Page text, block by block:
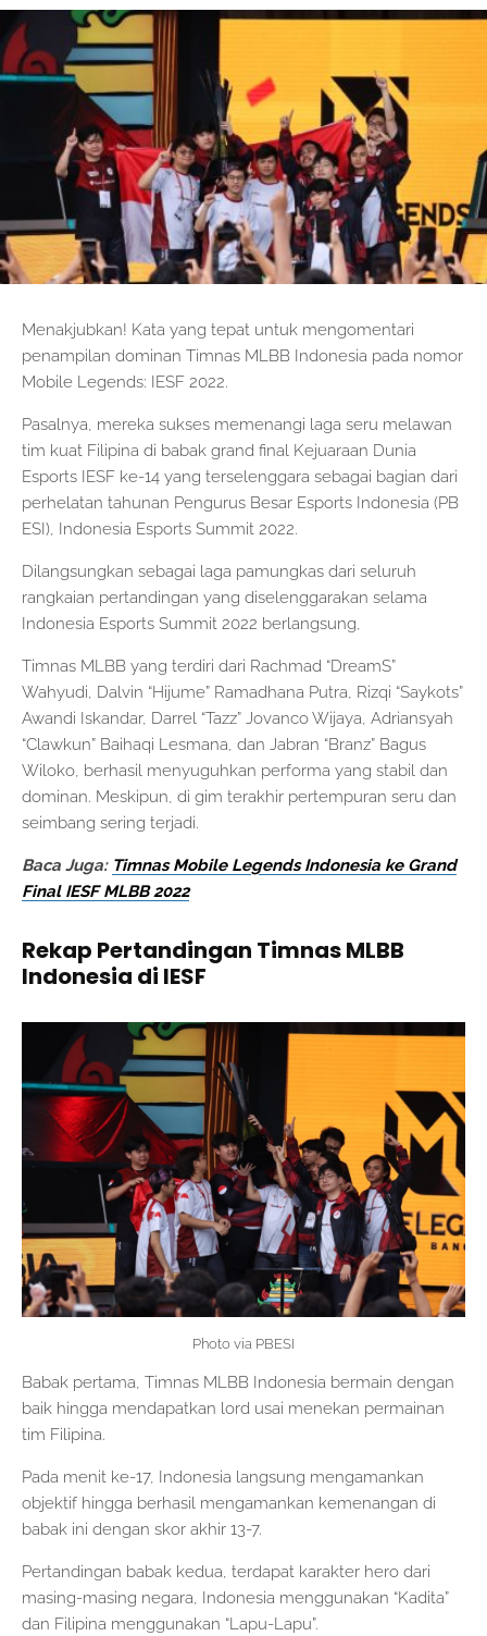
Menakjubkan! Kata yang tepat untuk mengomentari
penampilan dominan Timnas MLBB Indonesia pada nomor
Mobile Legends: IESF 2022.
Pasalnya, mereka sukses memenangi laga seru melawan
tim kuat Filipina di babak grand final Kejuaraan Dunia
Esports IESF ke-14 yang terselenggara sebagai bagian dari
perhelatan tahunan Pengurus Besar Esports Indonesia (PB
ESI), Indonesia Esports Summit 2022.
Dilangsungkan sebagai laga pamungkas dari seluruh
rangkaian pertandingan yang diselenggarakan selama
Indonesia Esports Summit 2022 berlangsung,
Timnas MLBB yang terdiri dari Rachmad “DreamS”
Wahyudi, Dalvin “Hijume” Ramadhana Putra, Rizqi “Saykots”
Awandi Iskandar, Darrel “Tazz” Jovanco Wijaya, Adriansyah
“Clawkun” Baihaqi Lesmana, dan Jabran “Branz” Bagus
Wiloko, berhasil menyuguhkan performa yang stabil dan
dominan. Meskipun, di gim terakhir pertempuran seru dan
seimbang sering terjadi.
Baca Juga: Timnas Mobile Legends Indonesia ke Grand
Final IESF MLBB 2022
Rekap Pertandingan Timnas MLBB
Indonesia di IESF
Photo via PBESI
Babak pertama, Timnas MLBB Indonesia bermain dengan
baik hingga mendapatkan lord usai menekan permainan
tim Filipina.
Pada menit ke-17, Indonesia langsung mengamankan
objektif hingga berhasil mengamankan kemenangan di
babak ini dengan skor akhir 13-7.
Pertandingan babak kedua, terdapat karakter hero dari
masing-masing negara, Indonesia menggunakan “Kadita”
dan Filipina menggunakan “Lapu-Lapu”.